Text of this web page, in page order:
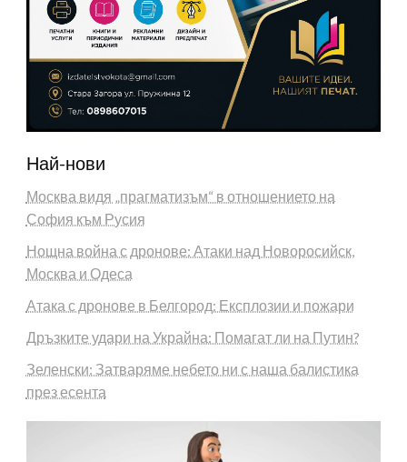
Най-нови
Москва видя „прагматизъм“ в отношението на
София към Русия
Нощна война с дронове: Атаки над Новоросийск,
Москва и Одеса
Атака с дронове в Белгород: Експлозии и пожари
Дръзките удари на Украйна: Помагат ли на Путин?
Зеленски: Затваряме небето ни с наша балистика
през есента